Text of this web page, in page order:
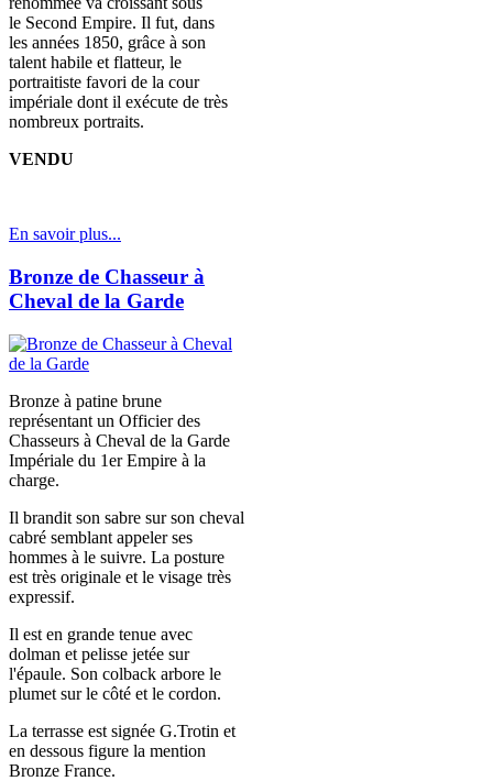
le Second Empire. Il fut, dans
les années 1850, grâce à son
talent habile et flatteur, le
portraitiste favori de la cour
impériale dont il exécute de très
nombreux portraits.
VENDU
En savoir plus...
Bronze de Chasseur à
Cheval de la Garde
Bronze à patine brune
représentant un Officier des
Chasseurs à Cheval de la Garde
Impériale du 1er Empire à la
charge.
Il brandit son sabre sur son cheval
cabré semblant appeler ses
hommes à le suivre. La posture
est très originale et le visage très
expressif.
Il est en grande tenue avec
dolman et pelisse jetée sur
l'épaule. Son colback arbore le
plumet sur le côté et le cordon.
La terrasse est signée G.Trotin et
en dessous figure la mention
Bronze France.